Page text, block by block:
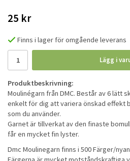
25 kr
Finns i lager för omgående leverans
Lägg i
Produktbeskrivning:
Moulinégarn från DMC. Består av 6 lätt
enkelt för dig att variera önskad effekt
som du använder.
Garnet är tillverkat av den finaste
får en mycket fin lyster.
Dmc Moulinegarn finns i 500 Färger/